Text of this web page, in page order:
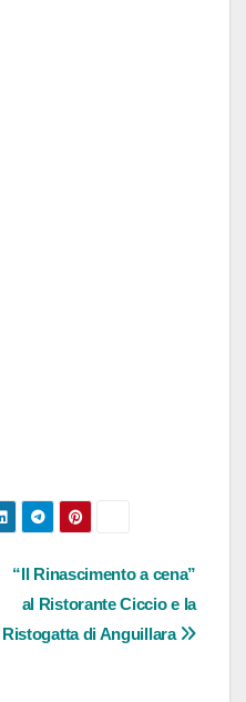
“Il Rinascimento a cena”
al Ristorante Ciccio e la
Ristogatta di Anguillara